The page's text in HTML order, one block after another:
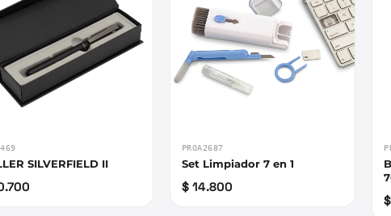
SILVERFIELD II
PROA2687
Set Limpiador 7 en 1
$ 14.800